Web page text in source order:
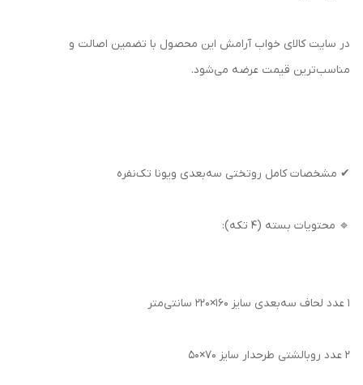
در سایت کالای خواب آرامش این محصول با تضمین اصالت و
مناسب‌ترین قیمت عرضه می‌شود.
✔ مشخصات کامل روتختی سه‌بعدی ویونا تک‌نفره
🔹 محتویات بسته (۴ تکه):
۱ عدد لحاف سه‌بعدی سایز ۱۶۰×۲۲۰ سانتی‌متر
۲ عدد روبالشتی طرحدار سایز ۷۰×۵۰